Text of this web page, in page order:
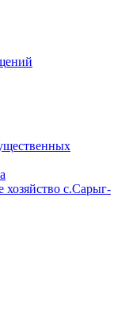
с.Сарыг-